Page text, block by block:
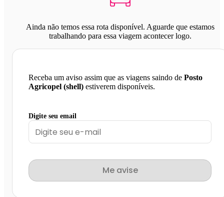
Ainda não temos essa rota disponível. Aguarde que estamos
trabalhando para essa viagem acontecer logo.
Receba um aviso assim que as viagens saindo de Posto
Agricopel (shell) estiverem disponíveis.
Digite seu email
Me avise